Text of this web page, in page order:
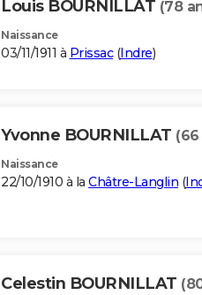
Louis BOURNILLAT (78
Naissance
03/11/1911 à Prissac(Indre)
Yvonne BOURNILLAT (66
Naissance
22/10/1910 à la Châtre-Langlin (
Celestin BOURNILLAT